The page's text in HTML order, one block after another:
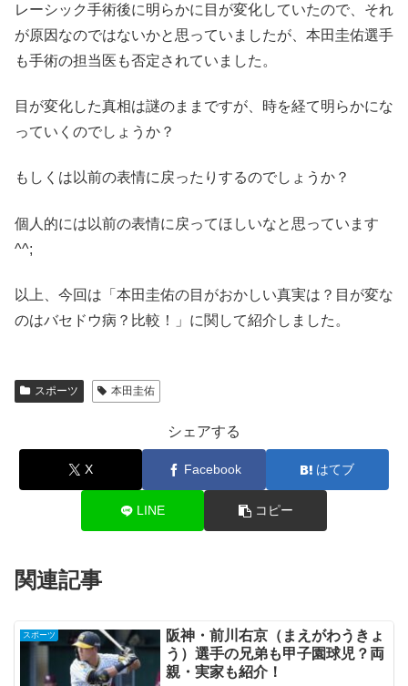
レーシック手術後に明らかに目が変化していたので、それ
が原因なのではないかと思っていましたが、本田圭佑選手
も手術の担当医も否定されていました。
目が変化した真相は謎のままですが、時を経て明らかにな
っていくのでしょうか？
もしくは以前の表情に戻ったりするのでしょうか？
個人的には以前の表情に戻ってほしいなと思っています
^^;
以上、今回は「本田圭佑の目がおかしい真実は？目が変な
のはバセドウ病？比較！」に関して紹介しました。
スポーツ 本田圭佑
シェアする
X Facebook はてブ
LINE コピー
関連記事
スポーツ
阪神・前川右京（まえがわうきょ
う）選手の兄弟も甲子園球児？両
親・実家も紹介！